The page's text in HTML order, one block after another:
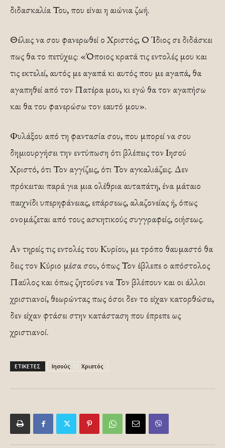
διδασκαλία Του, που είναι η αιώνια ζωή.
Θέλεις να σου φανερωθεί ο Χριστός; Ο Ίδιος σε διδάσκει
πως θα το πετύχεις: «Όποιος κρατά τις εντολές μου και
τις εκτελεί, αυτός με αγαπά κι αυτός που με αγαπά, θα
αγαπηθεί από τον Πατέρα μου, κι εγώ θα τον αγαπήσω
και θα του φανερώσω τον εαυτό μου».
Φυλάξου από τη φαντασία σου, που μπορεί να σου
δημιουργήσει την εντύπωση ότι βλέπεις τον Ιησού
Χριστό, ότι Τον αγγίζεις, ότι Τον αγκαλιάζεις. Δεν
πρόκειται παρά για μια ολέθρια αυταπάτη, ένα μάταιο
παιχνίδι υπερηφάνειας, επάρσεως, αλαζονείας ή, όπως
ονομάζεται από τους ασκητικούς συγγραφείς, οιήσεως.
Αν τηρείς τις εντολές του Κυρίου, με τρόπο θαυμαστό θα
δεις τον Κύριο μέσα σου, όπως Τον έβλεπε ο απόστολος
Παύλος και όπως ζητούσε να Τον βλέπουν και οι άλλοι
χριστιανοί, θεωρώντας πως όσοι δεν το είχαν κατορθώσει,
δεν είχαν φτάσει στην κατάσταση που έπρεπε ως
χριστιανοί.
ΕΤΙΚΕΤΕΣ Ιησούς Χριστός